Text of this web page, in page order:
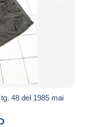
48 del 1985 mai